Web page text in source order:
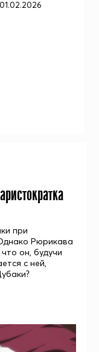
при
Рюрикава
он, будучи
с ней,